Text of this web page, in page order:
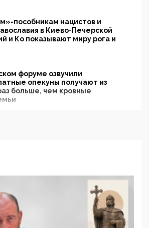
пособникам нацистов и
в Киево-Печерской
и Ко показывают миру рога и
форуме озвучили
опекуны получают из
больше, чем кровные
ЮНЕСКО в России, но
продолжают определять
граждан: Минцифры намерено